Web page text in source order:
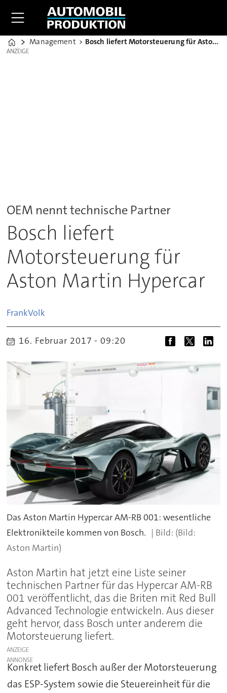
Home
Management Bosch liefert Motorsteuerung für Aston Martin Hypercar
ANZEIGE
ANZEIGE
OEM nennt technische Partner
Bosch liefert
Motorsteuerung für
Aston Martin Hypercar
FrankVolk
16. Februar 2017 - 09:20
Das Aston Martin Hypercar AM-RB 001: wesentliche
Elektronikteile kommen von Bosch.
(Bild:
Aston Martin)
Aston Martin hat jetzt eine Liste seiner
technischen Partner für das Hypercar AM-RB
001 veröffentlicht, das die Briten mit Red Bull
Advanced Technologie entwickeln. Aus dieser
geht hervor, dass Bosch unter anderem die
Motorsteuerung liefert.
ANZEIGE
Konkret liefert Bosch außer der Motorsteuerung
das ESP-System sowie die Steuereinheit für die